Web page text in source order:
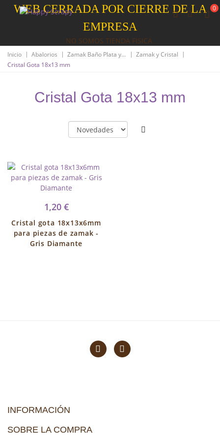
WEB CERRADA POR CIERRE DE LA
EMPRESA
NO SOMOS TIENDA FISICA
0
Inicio | Abalorios | Zamak Baño Plata y Oro | Zamak y Cristal
|
Cristal Gota 18x13 mm
Cristal Gota 18x13 mm
1,20 €
Cristal gota 18x13x6mm
para piezas de zamak -
Gris Diamante
INFORMACIÓN
SOBRE LA COMPRA